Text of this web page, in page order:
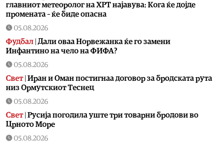
главниот метеоролог на ХРТ најавува: Кога ќе дојде
промената – ќе биде опасна
05.08.2026
Фудбал Дали оваа Норвежанка ќе го замени
Инфантино на чело на ФИФА?
05.08.2026
Свет| Иран и Оман постигнаа договор за бродската рута
низ Ормутскиот Теснец
05.08.2026
Свет| Русија погодила уште три товарни бродови во
Црното Море
05.08.2026